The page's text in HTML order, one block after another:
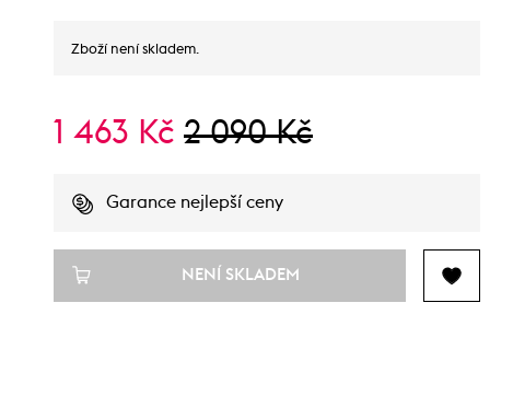
Zboží není skladem.
1 463 Kč 2 090 Kč
Garance nejlepší ceny
NENÍ SKLADEM